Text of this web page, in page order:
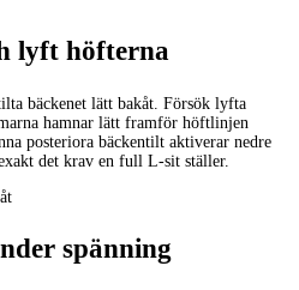
lyft höfterna
bäckenet lätt bakåt. Försök lyfta
hamnar lätt framför höftlinjen
posteriora bäckentilt aktiverar nedre
det krav en full L-sit ställer.
spänning